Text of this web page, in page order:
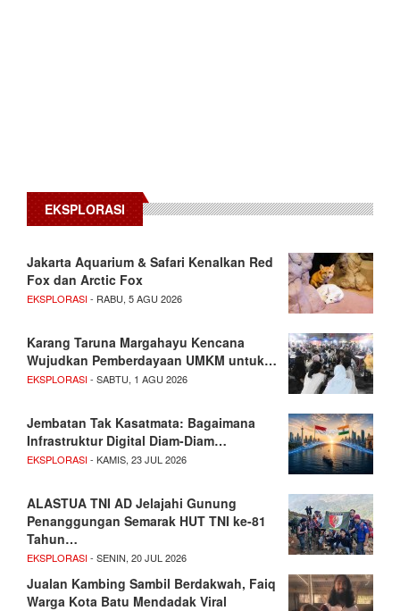
EKSPLORASI
Jakarta Aquarium & Safari Kenalkan Red
Fox dan Arctic Fox
EKSPLORASI- RABU, 5 AGU 2026
Karang Taruna Margahayu Kencana
Wujudkan Pemberdayaan UMKM untuk…
EKSPLORASI- SABTU, 1 AGU 2026
Jembatan Tak Kasatmata: Bagaimana
Infrastruktur Digital Diam-Diam…
EKSPLORASI- KAMIS, 23 JUL 2026
ALASTUA TNI AD Jelajahi Gunung
Penanggungan Semarak HUT TNI ke-81
Tahun…
EKSPLORASI- SENIN, 20 JUL 2026
Jualan Kambing Sambil Berdakwah, Faiq
Warga Kota Batu Mendadak Viral